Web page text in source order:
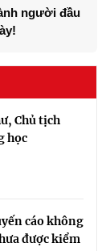
người đầu
Chủ tịch
học
cáo không
được kiểm